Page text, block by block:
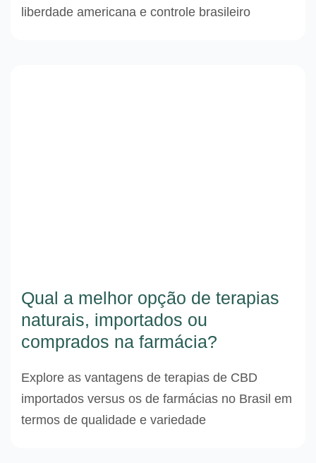
liberdade americana e controle brasileiro
Qual a melhor opção de terapias
naturais, importados ou
comprados na farmácia?
Explore as vantagens de terapias de CBD
importados versus os de farmácias no Brasil em
termos de qualidade e variedade